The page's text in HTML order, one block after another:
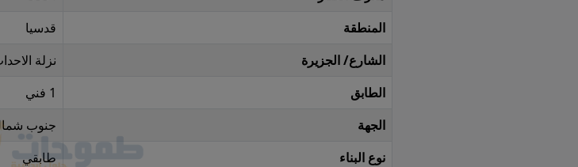
المنطقة
قدسيا
الشارع/ الجزيرة
نزلة
الطابق
1 فني
الجهة
جنوب
نوع البناء
طابقي